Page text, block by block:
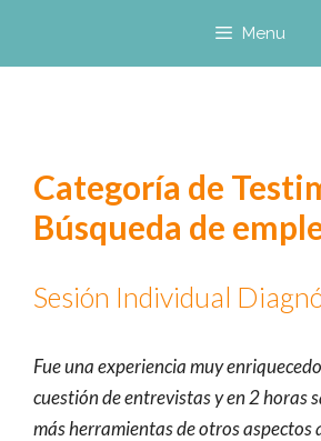
Menu
Categoría de
Búsqueda de
Sesión Individual
Fue una experiencia muy
cuestión de entrevistas y en 2 horas
más herramientas de otros aspectos